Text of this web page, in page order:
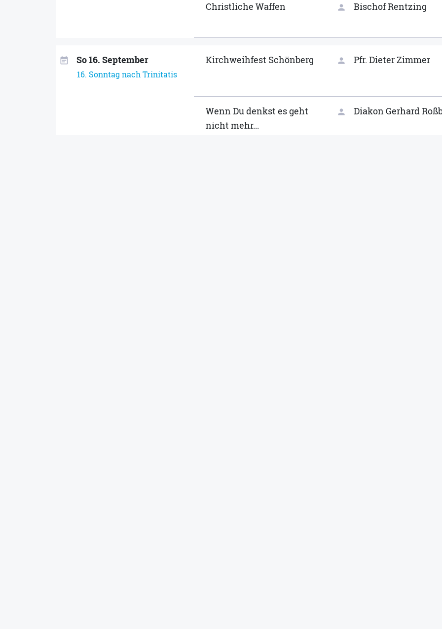
Christliche Waffen person Bischof Rentzing
event_note So 16. September
16. Sonntag nach Trinitatis
Kirchweihfest Schönberg person Pfr. Dieter Zimmer
Wenn Du denkst es geht
nicht mehr...
person Diakon Gerhard